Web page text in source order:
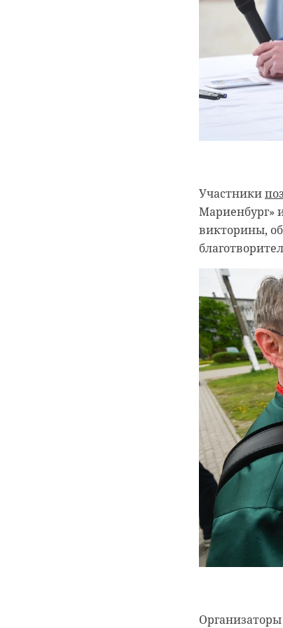
Участники
Мариенбург»
викторины,
РЕКОМЕНДУЕМ
Лед на
заливе и
создал
16 марта, 07:17